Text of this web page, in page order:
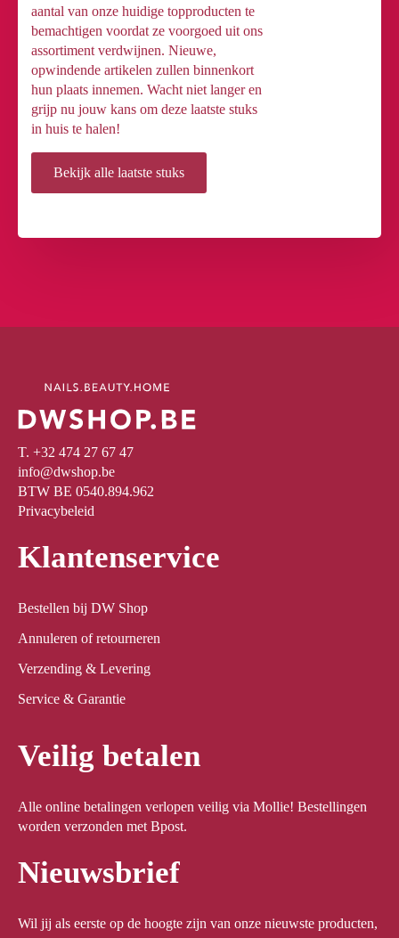
aantal van onze huidige topproducten te
bemachtigen voordat ze voorgoed uit ons
assortiment verdwijnen. Nieuwe,
opwindende artikelen zullen binnenkort
hun plaats innemen. Wacht niet langer en
grijp nu jouw kans om deze laatste stuks
in huis te halen!
Bekijk alle laatste stuks
T. +32 474 27 67 47
info@dwshop.be
BTW BE 0540.894.962
Privacybeleid
Klantenservice
Bestellen bij DW Shop
Annuleren of retourneren
Verzending & Levering
Service & Garantie
Veilig betalen
Alle online betalingen verlopen veilig via Mollie! Bestellingen
worden verzonden met Bpost.
Nieuwsbrief
Wil jij als eerste op de hoogte zijn van onze nieuwste producten,